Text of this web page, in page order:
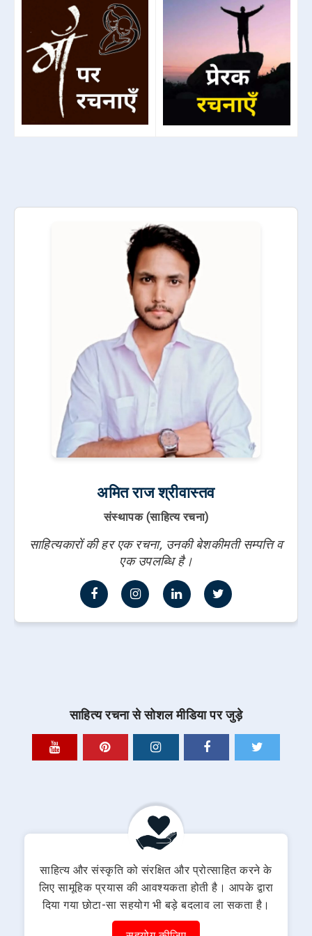
अमित राज श्रीवास्तव
संस्थापक (साहित्य रचना)
साहित्यकारों की हर एक रचना, उनकी बेशकीमती सम्पत्ति व
एक उपलब्धि है।
साहित्य रचना से सोशल मीडिया पर जुड़े
साहित्य और संस्कृति को संरक्षित और प्रोत्साहित करने के
लिए सामूहिक प्रयास की आवश्यकता होती है। आपके द्वारा
दिया गया छोटा-सा सहयोग भी बड़े बदलाव ला सकता है।